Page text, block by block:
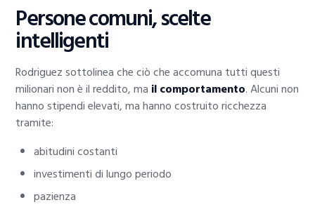
Persone comuni, scelte
intelligenti
Rodriguez sottolinea che ciò che accomuna tutti questi
milionari non è il reddito, ma il comportamento. Alcuni non
hanno stipendi elevati, ma hanno costruito ricchezza
tramite:
abitudini costanti
investimenti di lungo periodo
pazienza